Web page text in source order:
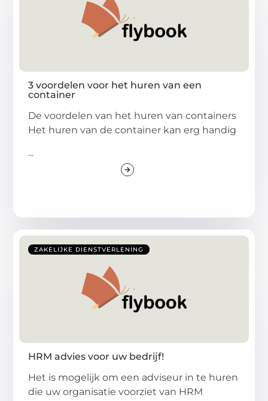
3 voordelen voor het huren van een
container
De voordelen van het huren van containers
Het huren van de container kan erg handig
...
ZAKELIJKE DIENSTVERLENING
HRM advies voor uw bedrijf!
Het is mogelijk om een adviseur in te huren
die uw organisatie voorziet van HRM